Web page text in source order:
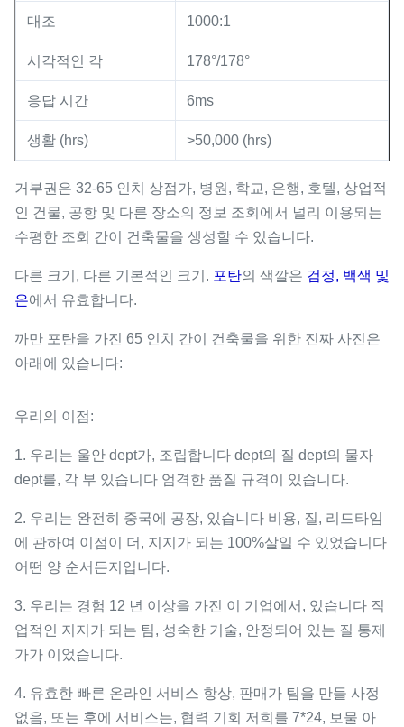
대조 1000:1
시각적인 각 178°/178°
응답 시간 6ms
생활 (hrs) >50,000 (hrs)
거부권은 32-65 인치 상점가, 병원, 학교, 은행, 호텔, 상업적
인 건물, 공항 및 다른 장소의 정보 조회에서 널리 이용되는
수평한 조회 간이 건축물을 생성할 수 있습니다.
다른 크기, 다른 기본적인 크기. 포탄의 색깔은 검정, 백색 및
은에서 유효합니다.
까만 포탄을 가진 65 인치 간이 건축물을 위한 진짜 사진은
아래에 있습니다:
우리의 이점:
1. 우리는 울안 dept가, 조립합니다 dept의 질 dept의 물자
dept를, 각 부 있습니다 엄격한 품질 규격이 있습니다.
2. 우리는 완전히 중국에 공장, 있습니다 비용, 질, 리드타임
에 관하여 이점이 더, 지지가 되는 100%살일 수 있었습니다
어떤 양 순서든지입니다.
3. 우리는 경험 12 년 이상을 가진 이 기업에서, 있습니다 직
업적인 지지가 되는 팀, 성숙한 기술, 안정되어 있는 질 통제
가가 이었습니다.
4. 유효한 빠른 온라인 서비스 항상, 판매가 팀을 만들 사정
없음, 또는 후에 서비스는, 협력 기회 저희를 7*24, 보물 아